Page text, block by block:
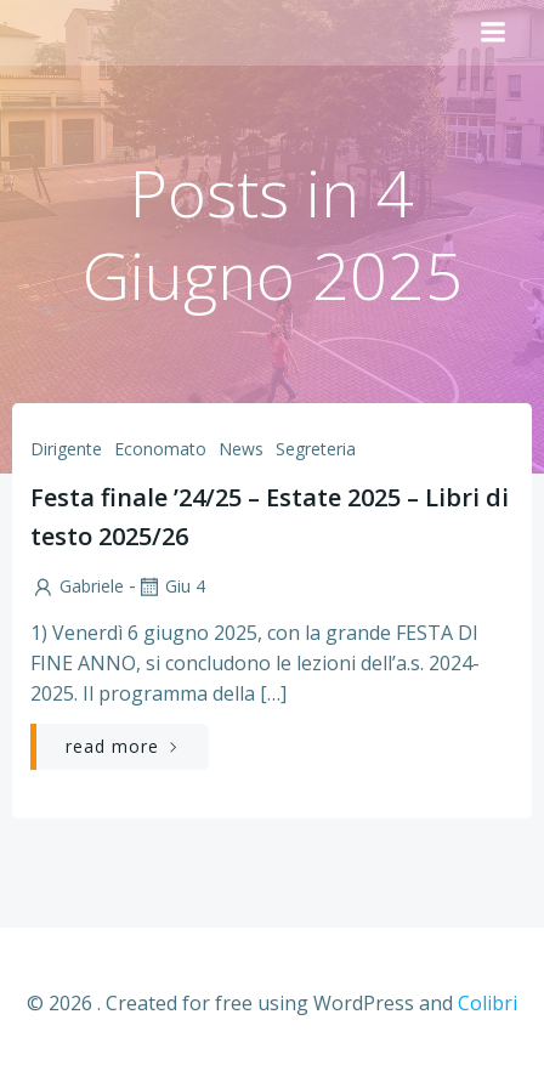
Vai
contenuto
Posts in 4
Giugno 2025
Dirigente Economato News Segreteria
Festa finale ’24/25 – Estate 2025 – Libri di
testo 2025/26
Gabriele - Giu 4
1) Venerdì 6 giugno 2025, con la grande FESTA DI
FINE ANNO, si concludono le lezioni dell’a.s. 2024-
2025. Il programma della […]
read more
© 2026 . Created for free using WordPress and Colibri